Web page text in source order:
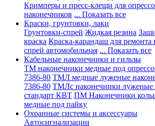
Кримперы и пресс-клещи для
наконечников ... Показать все
Краски, грунтовки, лаки
Грунтовки-спрей Жидкая резина
краска Краска-карандаш для ремонта
спрей автомобильная ... Показать все
Кабельные наконечники и гильзы
ТМ наконечники медные под
7386-80 ТМЛ медные луженые
7386-80 ТМЛс наконечники луженые
стандарт КВТ ПМ Наконечники
медные под пайку
Охранные системы и аксессуары
Автосигнализации